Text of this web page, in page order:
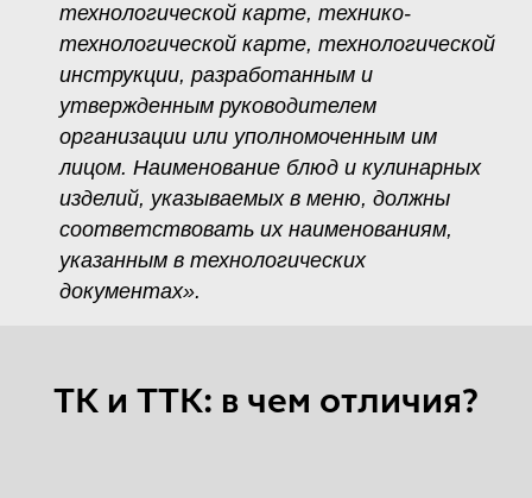
технологической карте, технико-
технологической карте, технологической
инструкции, разработанным и
утвержденным руководителем
организации или уполномоченным им
лицом. Наименование блюд и кулинарных
изделий, указываемых в меню, должны
соответствовать их наименованиям,
указанным в технологических
документах».
ТК и ТТК: в чем отличия?